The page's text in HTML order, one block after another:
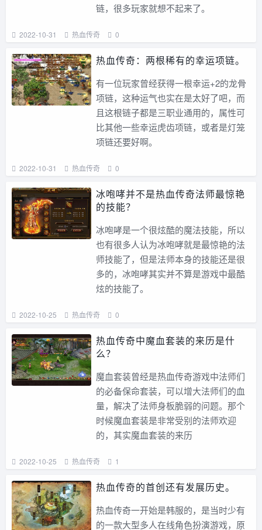
链，很多玩家就想不起来了。
2022-10-31 热血传奇 0
热血传奇：两根稀有的幸运项链。
有一位玩家曾经获得一根幸运+2的龙骨
项链，这种运气也实在是太好了吧，而
且这根链子都是三职业通用的，属性可
比其他一些幸运虎齿项链，或者是灯笼
项链还要好啊。
2022-10-31 热血传奇 0
冰咆哮并不是热血传奇法师最惊艳
的技能？
冰咆哮是一个很炫酷的魔法技能，所以
也有很多人认为冰咆哮就是最惊艳的法
师技能了，但是法师本身的技能还是很
多的，冰咆哮其实并不算是游戏中最酷
炫的技能了。
2022-10-25 热血传奇 0
热血传奇中魔血套装的来历是什
么？
魔血套装曾经是热血传奇游戏中法师们
的必备保命套装，可以增大法师们的血
量，解决了法师身板脆弱的问题。那个
时候魔血套装是非常受别的法师欢迎
的，其实魔血套装的来历
2022-10-25 热血传奇 1
热血传奇的首创还有发展历史。
热血传奇一开始是韩服的，是当时少有
的一款大型多人在线角色扮演游戏，原